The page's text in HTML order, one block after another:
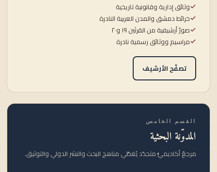
وثائق إدارية وقانونية تاريخية
خرائط دمشق والمدن العربية النادرة
صورٌ أرشيفية من القرنَين ١٩ و٢٠
مراسيم ووثائق رسمية نادرة
تصفّح الأرشيف
القسم الخامس
المدوّنة البحثية
مرجعٌ أكاديميٌّ متجدّد يُغطّي مناهج البحث والنشر الدولي والتوثيق.